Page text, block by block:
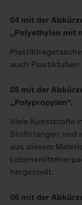
04 mit der
„Polyethylen mit
auch
05 mit der
„Polypropylen“.
Viele Kunststoffe
Stoßstangen und
aus diesem
hergestellt.
06 mit der